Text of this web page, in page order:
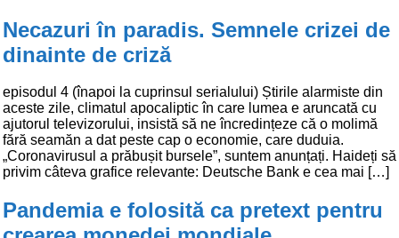
Necazuri în paradis. Semnele crizei de
dinainte de criză
episodul 4 (înapoi la cuprinsul serialului) Știrile alarmiste din
aceste zile, climatul apocaliptic în care lumea e aruncată cu
ajutorul televizorului, insistă să ne încredințeze că o molimă
fără seamăn a dat peste cap o economie, care duduia.
„Coronavirusul a prăbușit bursele”, suntem anunțați. Haideți să
privim câteva grafice relevante: Deutsche Bank e cea mai […]
Pandemia e folosită ca pretext pentru